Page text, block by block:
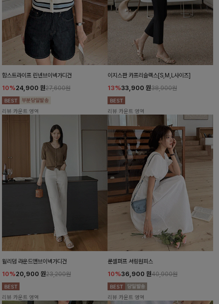
함스트라이프 린넨브이넥가디건
10%24,900 원27,600원
리뷰 카운트 영역
이지스판 카프리슬랙스[S,M,L사이즈]
13%33,900 원38,900원
리뷰 카운트 영역
윌리덤 라운드앤브이넥가디건
10%20,900 원23,200원
리뷰 카운트 영역
룬셀퍼프 셔링원피스
10%36,900 원40,900원
리뷰 카운트 영역